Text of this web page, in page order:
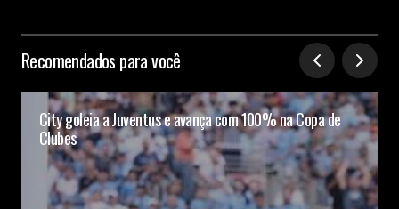
Recomendados para você
City goleia a Juventus e avança com 100% na Copa de
Clubes